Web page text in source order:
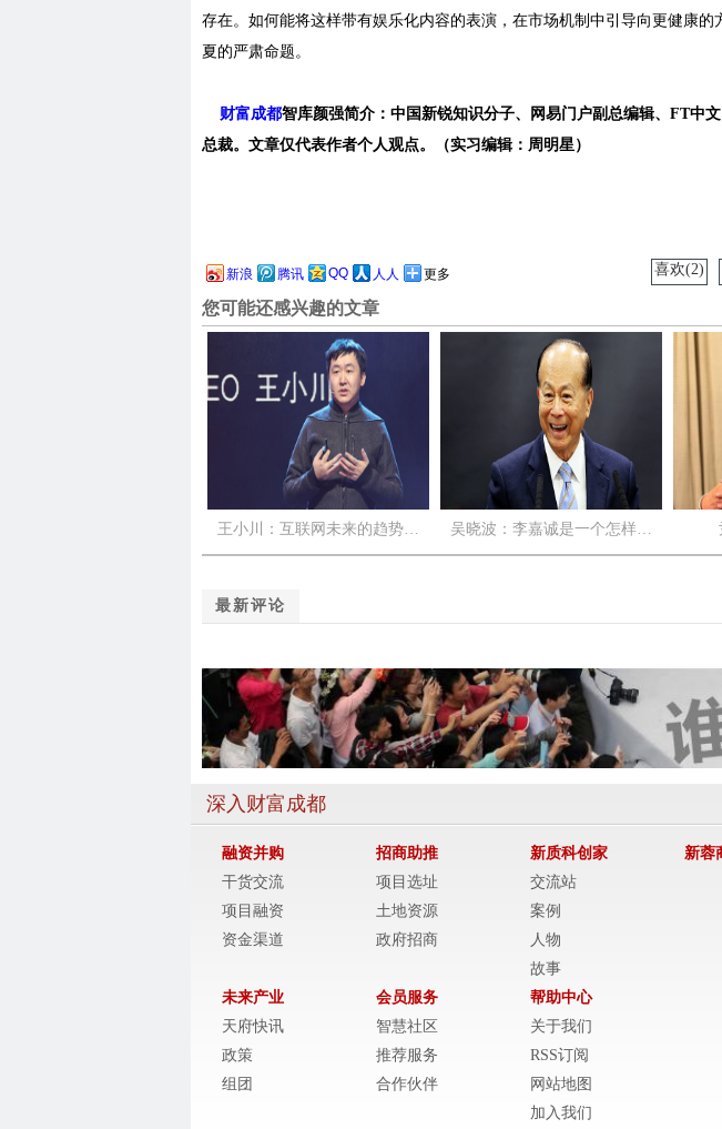
存在。如何能将这样带有娱乐化内容的表演，在市场机制中引导向更健康的
夏的严肃命题。
财富成都智库颜强简介：中国新锐知识分子、网易门户副总编辑、FT中
总裁。文章仅代表作者个人观点。（实习编辑：周明星）
新浪 腾讯 QQ 人人 更多 喜欢(2)
您可能还感兴趣的文章
王小川：互联网未来的趋势… 吴晓波：李嘉诚是一个怎样…
最新评论
深入财富成都
融资并购
干货交流
项目融资
资金渠道
招商助推
项目选址
土地资源
政府招商
新质科创家
交流站
案例
人物
故事
新蓉
未来产业
天府快讯
政策
组团
会员服务
智慧社区
推荐服务
合作伙伴
帮助中心
关于我们
RSS订阅
网站地图
加入我们